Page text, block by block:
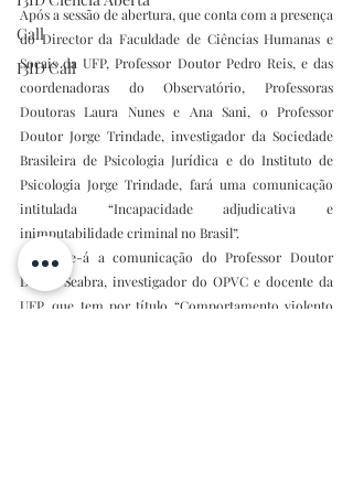
Call
I3ID Call
Após a sessão de abertura, que conta com a presença
do Director da Faculdade de Ciências Humanas e
Socais da UFP, Professor Doutor Pedro Reis, e das
coordenadoras do Observatório, Professoras
Doutoras Laura Nunes e Ana Sani, o Professor
Doutor Jorge Trindade, investigador da Sociedade
Brasileira de Psicologia Jurídica e do Instituto de
Psicologia Jorge Trindade, fará uma comunicação
intitulada “Incapacidade adjudicativa e
inimputabilidade criminal no Brasil”.
Seguir-se-á a comunicação do Professor Doutor
Daniel Seabra, investigador do OPVC e docente da
UFP, que tem por título “Comportamento violento